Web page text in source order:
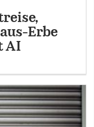
Erbe
AI